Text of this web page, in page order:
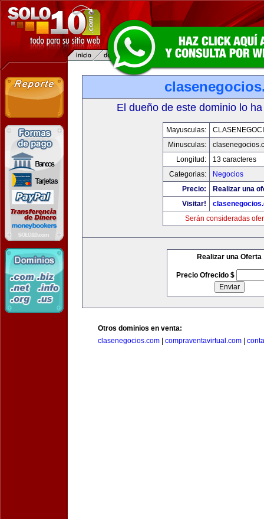
El dueño de este dominio lo
Mayusculas:
Minusculas:
Longitud:
13 caracteres
Categorias:
Negocios
Precio:
Realizar una
Visitar!
Serán consideradas
Realizar una Oferta
Precio Ofrecido $
Otros dominios en venta:
clasenegocios.com
compraventavirtual.com